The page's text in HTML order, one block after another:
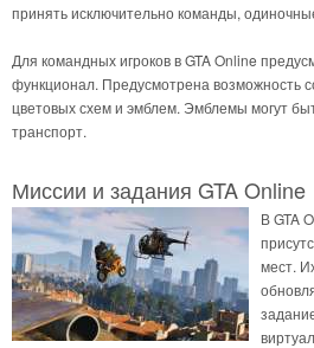
принять исключительно команды,
Для командных игроков в GTA Online
функционал. Предусмотрена возможность
цветовых схем и эмблем. Эмблемы могут
транспорт.
Миссии и задания GTA Online
В GTA
мест.